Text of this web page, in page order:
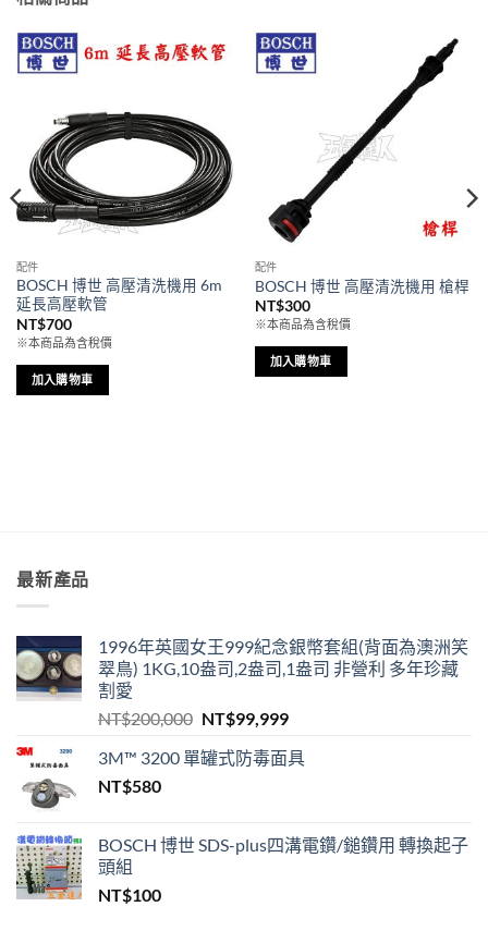
配件
BOSCH 博世 高壓清洗機用 6m
延長高壓軟管
NT$700
※本商品為含稅價
加入購物車
配件
BOSCH 博世 高壓清洗機用 槍桿
NT$300
※本商品為含稅價
加入購物車
最新產品
1996年英國女王999紀念銀幣套組(背面為澳洲笑
翠鳥) 1KG,10盎司,2盎司,1盎司 非營利 多年珍藏
割愛
NT$200,000 原
價
NT$99,999目
價
3M™ 3200 單罐式防毒面具
NT$580
BOSCH 博世 SDS-plus四溝電鑽/鎚鑽用 轉換起子
頭組
NT$100